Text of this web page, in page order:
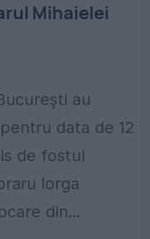
Mihaielei
au
data de 12
de fostul
Iorga
din...